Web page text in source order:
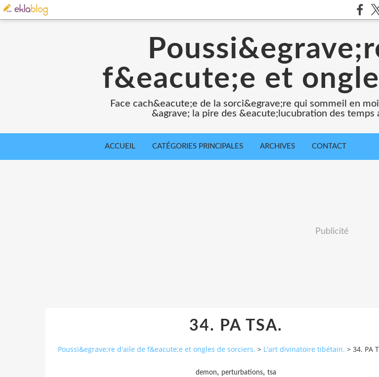
f&eacute;e et
Face cach&eacute;e de la sorci&egrave;re qui sommeil en
&agrave; la pire des &eacute;lucubration des
ACCUEIL CATÉGORIES PRINCIPALES ARCHIVES CONTACT
Publicité
34. PA TSA.
Poussi&egrave;re d'aile de f&eacute;e et ongles de sorciers. > L'art divinatoire tibétain. > 34. PA
demon, perturbations, tsa